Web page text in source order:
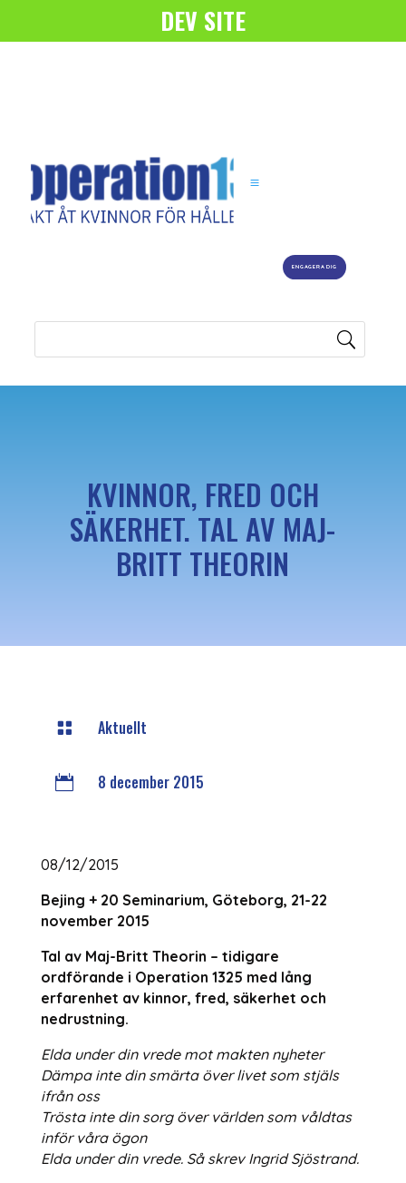
DEV SITE
ENGAGERA DIG
KVINNOR, FRED OCH
SÄKERHET. TAL AV MAJ-
BRITT THEORIN
 Aktuellt
 8 december 2015
08/12/2015
Bejing + 20 Seminarium, Göteborg, 21-22
november 2015
Tal av Maj-Britt Theorin – tidigare
ordförande i Operation 1325 med lång
erfarenhet av kinnor, fred, säkerhet och
nedrustning.
Elda under din vrede mot makten nyheter
Dämpa inte din smärta över livet som stjäls
ifrån oss
Trösta inte din sorg över världen som våldtas
inför våra ögon
Elda under din vrede. Så skrev Ingrid Sjöstrand.